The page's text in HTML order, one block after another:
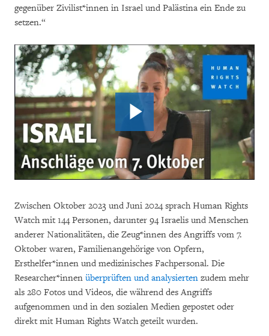
gegenüber Zivilist*innen in Israel und Palästina ein Ende zu
setzen.“
Zwischen Oktober 2023 und Juni 2024 sprach Human Rights
Watch mit 144 Personen, darunter 94 Israelis und Menschen
anderer Nationalitäten, die Zeug*innen des Angriffs vom 7.
Oktober waren, Familienangehörige von Opfern,
Ersthelfer*innen und medizinisches Fachpersonal. Die
Researcher*innen überprüften und analysierten zudem mehr
als 280 Fotos und Videos, die während des Angriffs
aufgenommen und in den sozialen Medien gepostet oder
direkt mit Human Rights Watch geteilt wurden.